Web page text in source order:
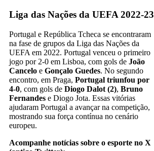
Liga das Nações da UEFA 2022-23
Portugal e República Tcheca se encontraram
na fase de grupos da Liga das Nações da
UEFA em 2022. Portugal venceu o primeiro
jogo por 2-0 em Lisboa, com gols de João
Cancelo e Gonçalo Guedes. No segundo
encontro, em Praga, Portugal triunfou por
4-0, com gols de Diogo Dalot (2), Bruno
Fernandes e Diogo Jota. Essas vitórias
ajudaram Portugal a avançar na competição,
mostrando sua força contínua no cenário
europeu.
Acompanhe notícias sobre o esporte no X